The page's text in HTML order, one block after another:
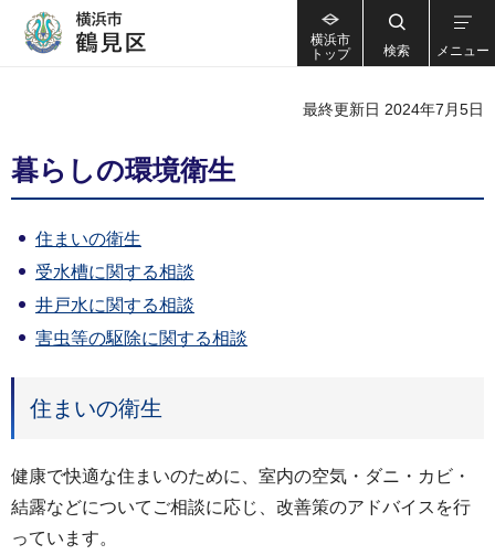
横浜市
トップ
検索 メニュー
最終更新日 2024年7月5日
暮らしの環境衛生
住まいの衛生
受水槽に関する相談
井戸水に関する相談
害虫等の駆除に関する相談
住まいの衛生
健康で快適な住まいのために、室内の空気・ダニ・カビ・
結露などについてご相談に応じ、改善策のアドバイスを行
っています。